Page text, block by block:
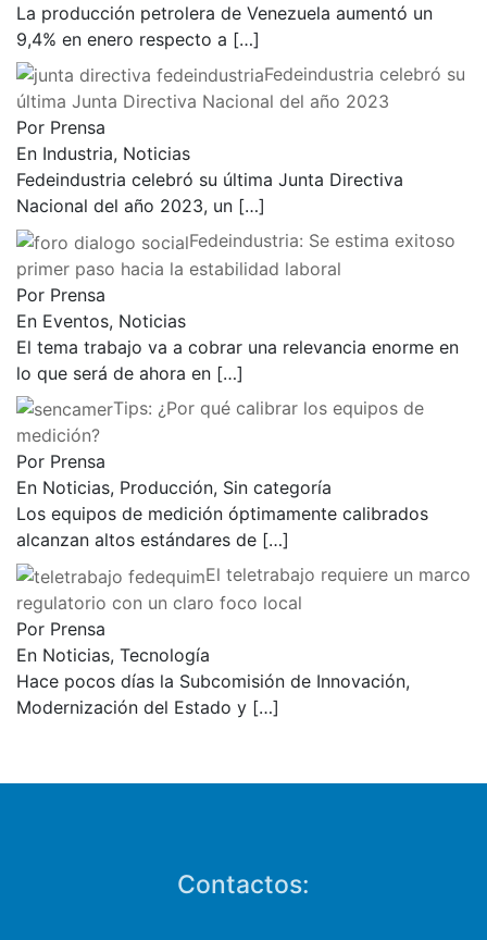
La producción petrolera de Venezuela aumentó un
9,4% en enero respecto a […]
Fedeindustria celebró su
última Junta Directiva Nacional del año 2023
Por Prensa
En Industria, Noticias
Fedeindustria celebró su última Junta Directiva
Nacional del año 2023, un […]
Fedeindustria: Se estima exitoso
primer paso hacia la estabilidad laboral
Por Prensa
En Eventos, Noticias
El tema trabajo va a cobrar una relevancia enorme en
lo que será de ahora en […]
Tips: ¿Por qué calibrar los equipos de
medición?
Por Prensa
En Noticias, Producción, Sin categoría
Los equipos de medición óptimamente calibrados
alcanzan altos estándares de […]
El teletrabajo requiere un marco
regulatorio con un claro foco local
Por Prensa
En Noticias, Tecnología
Hace pocos días la Subcomisión de Innovación,
Modernización del Estado y […]
Contactos: